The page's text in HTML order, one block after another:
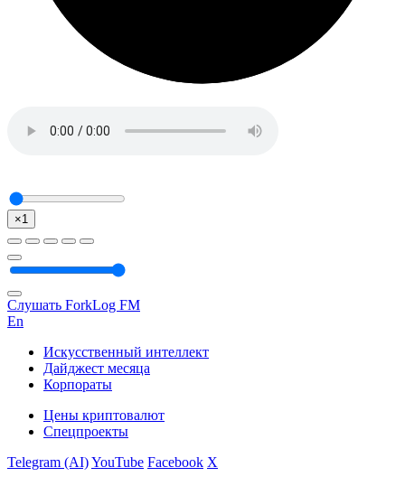
×1
Слушать ForkLog FM
En
Искусственный интеллект
Дайджест месяца
Корпораты
Цены криптовалют
Спецпроекты
Telegram (AI)YouTube Facebook X